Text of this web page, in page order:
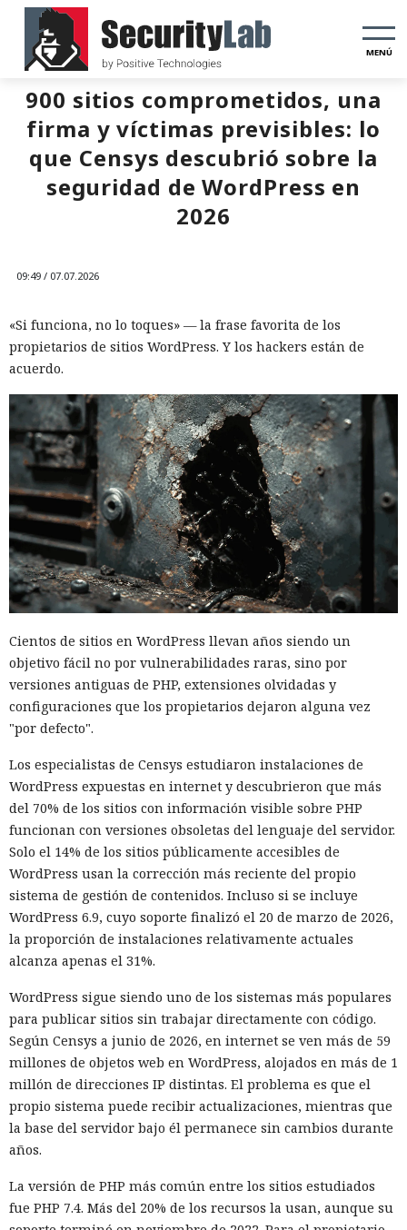
MENÚ
900 sitios comprometidos, una
firma y víctimas previsibles: lo
que Censys descubrió sobre la
seguridad de WordPress en
2026
09:49 / 07.07.2026
«Si funciona, no lo toques» — la frase favorita de los
propietarios de sitios WordPress. Y los hackers están de
acuerdo.
Cientos de sitios en WordPress llevan años siendo un
objetivo fácil no por vulnerabilidades raras, sino por
versiones antiguas de PHP, extensiones olvidadas y
configuraciones que los propietarios dejaron alguna vez
"por defecto".
Los especialistas de Censys estudiaron instalaciones de
WordPress expuestas en internet y descubrieron que más
del 70% de los sitios con información visible sobre PHP
funcionan con versiones obsoletas del lenguaje del servidor.
Solo el 14% de los sitios públicamente accesibles de
WordPress usan la corrección más reciente del propio
sistema de gestión de contenidos. Incluso si se incluye
WordPress 6.9, cuyo soporte finalizó el 20 de marzo de 2026,
la proporción de instalaciones relativamente actuales
alcanza apenas el 31%.
WordPress sigue siendo uno de los sistemas más populares
para publicar sitios sin trabajar directamente con código.
Según Censys a junio de 2026, en internet se ven más de 59
millones de objetos web en WordPress, alojados en más de 1
millón de direcciones IP distintas. El problema es que el
propio sistema puede recibir actualizaciones, mientras que
la base del servidor bajo él permanece sin cambios durante
años.
La versión de PHP más común entre los sitios estudiados
fue PHP 7.4. Más del 20% de los recursos la usan, aunque su